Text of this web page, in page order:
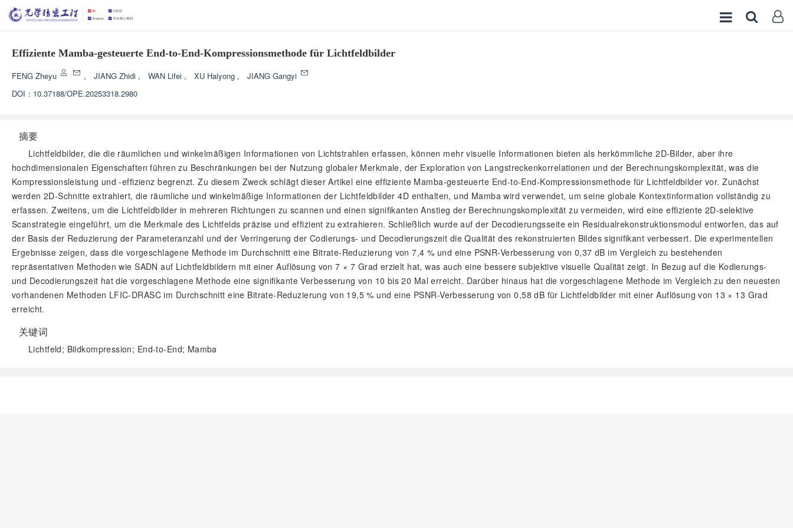
Effiziente Mamba-gesteuerte End-to-End-Kompressionsmethode für Lichtfeldbilder
FENG Zheyu , JIANG Zhidi , WAN Lifei , XU Haiyong ,
JIANG Gangyi
DOI： 10.37188/OPE.20253318.2980
摘要
Lichtfeldbilder, die die räumlichen und winkelmäßigen Informationen von Lichtstrahlen erfassen, können mehr visuelle Informationen bieten als herkömmliche 2D-Bilder, aber ihre
hochdimensionalen Eigenschaften führen zu Beschränkungen bei der Nutzung globaler Merkmale, der Exploration von Langstreckenkorrelationen und der Berechnungskomplexität, was die
Kompressionsleistung und -effizienz begrenzt. Zu diesem Zweck schlägt dieser Artikel eine effiziente Mamba-gesteuerte End-to-End-Kompressionsmethode für Lichtfeldbilder vor. Zunächst
werden 2D-Schnitte extrahiert, die räumliche und winkelmäßige Informationen der Lichtfeldbilder 4D enthalten, und Mamba wird verwendet, um seine globale Kontextinformation vollständig zu
erfassen. Zweitens, um die Lichtfeldbilder in mehreren Richtungen zu scannen und einen signifikanten Anstieg der Berechnungskomplexität zu vermeiden, wird eine effiziente 2D-selektive
Scanstrategie eingeführt, um die Merkmale des Lichtfelds präzise und effizient zu extrahieren. Schließlich wurde auf der Decodierungsseite ein Residualrekonstruktionsmodul entworfen, das auf
der Basis der Reduzierung der Parameteranzahl und der Verringerung der Codierungs- und Decodierungszeit die Qualität des rekonstruierten Bildes signifikant verbessert. Die experimentellen
Ergebnisse zeigen, dass die vorgeschlagene Methode im Durchschnitt eine Bitrate-Reduzierung von 7,4 % und eine PSNR-Verbesserung von 0,37 dB im Vergleich zu bestehenden
repräsentativen Methoden wie SADN auf Lichtfeldbildern mit einer Auflösung von 7 × 7 Grad erzielt hat, was auch eine bessere subjektive visuelle Qualität zeigt. In Bezug auf die Kodierungs-
und Decodierungszeit hat die vorgeschlagene Methode eine signifikante Verbesserung von 10 bis 20 Mal erreicht. Darüber hinaus hat die vorgeschlagene Methode im Vergleich zu den neuesten
vorhandenen Methoden LFIC-DRASC im Durchschnitt eine Bitrate-Reduzierung von 19,5 % und eine PSNR-Verbesserung von 0,58 dB für Lichtfeldbilder mit einer Auflösung von 13 × 13 Grad
erreicht.
关键词
Lichtfeld; Bildkompression; End-to-End; Mamba